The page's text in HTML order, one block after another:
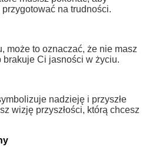
na trudności.
może to oznaczać, że nie masz
brakuje Ci jasności w życiu.
nadzieję i przyszłe
wizję przyszłości, którą chcesz